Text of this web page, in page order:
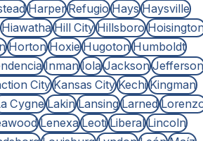
Harper Refugio Hays Haysville
Hiawatha Hill City Hillsboro
Horton Hoxie Hugoton Humboldt
Inman Iola Jackson Jefferson
CityKansas City Kechi Kingman
CygneLakin Lansing Larned
Lenexa Leoti Liberal Lincoln